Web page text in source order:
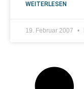
WEITERLESEN
19. Februar 2007